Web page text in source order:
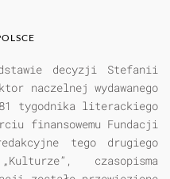
decyzji Stefanii
naczelnej wydawanego
tygodnika literackiego
finansowemu Fundacji
tego drugiego
czasopisma